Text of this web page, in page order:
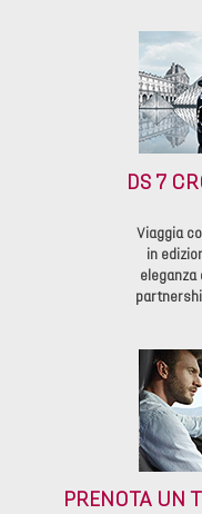
DS 7
Viaggia
in
eleganza
PRENOTA UN